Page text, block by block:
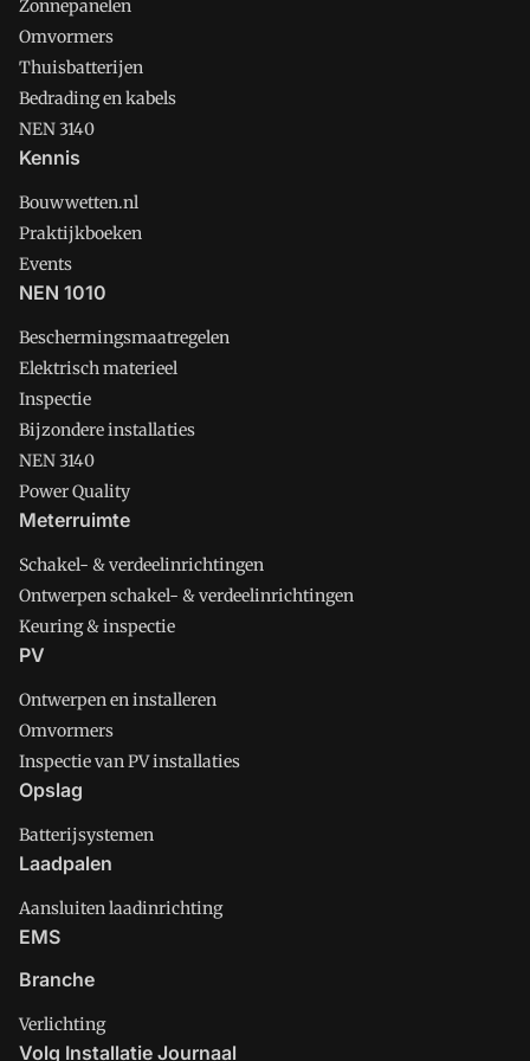
Zonnepanelen
Omvormers
Thuisbatterijen
Bedrading en kabels
NEN 3140
Kennis
Bouwwetten.nl
Praktijkboeken
Events
NEN 1010
Beschermingsmaatregelen
Elektrisch materieel
Inspectie
Bijzondere installaties
NEN 3140
Power Quality
Meterruimte
Schakel- & verdeelinrichtingen
Ontwerpen schakel- & verdeelinrichtingen
Keuring & inspectie
PV
Ontwerpen en installeren
Omvormers
Inspectie van PV installaties
Opslag
Batterijsystemen
Laadpalen
Aansluiten laadinrichting
EMS
Branche
Verlichting
Volg Installatie Journaal